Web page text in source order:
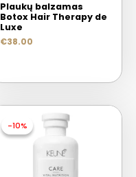
Plaukų balzamas
Botox Hair Therapy de
Luxe
€38.00
-10%
-10%